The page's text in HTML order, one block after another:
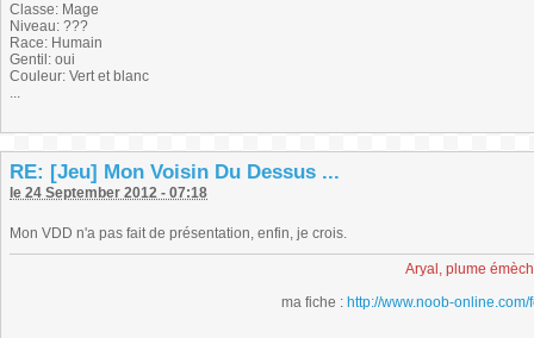
Classe: Mage
Niveau: ???
Race: Humain
Gentil: oui
Couleur: Vert et blanc
...
RE: [Jeu] Mon Voisin Du Dessus ...
le 24 September 2012 - 07:18
Mon VDD n'a pas fait de présentation, enfin, je crois.
Aryal, plume
ma fiche : http://www.noob-